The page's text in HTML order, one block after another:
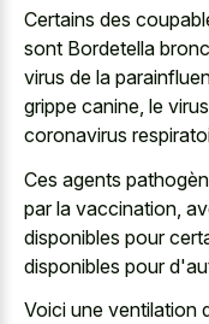
Certains des
sont Bordetella
virus de la
grippe canine, le
coronavirus
Ces agents
par la vaccination,
disponibles pour
disponibles pour
Voici une ventilation